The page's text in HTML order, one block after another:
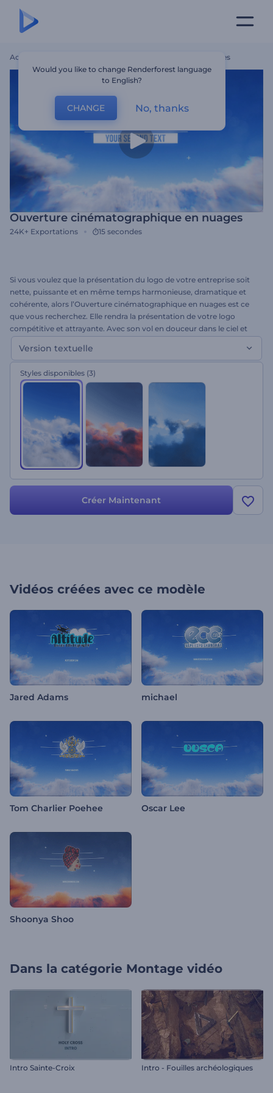
Accueil Ouverture Cinématographique En Nuages
Ouverture cinématographique en nuages
24K+ Exportations 15 secondes
Si vous voulez que la présentation du logo de votre entreprise soit
nette, puissante et en même temps harmonieuse, dramatique et
cohérente, alors l’Ouverture cinématographique en nuages est ce
que vous recherchez. Elle rendra la présentation de votre logo
compétitive et attrayante. Avec son vol en douceur dans le ciel et
ses effets sonores cinématographiques, ce modèle est parfait pour
les films, les mariages, les présentations de marques et bien plus. Il
est disponible en trois versions : jour, coucher du soleil et nuit. Il
vous suffit de choisir la version que vous préférez, de télécharger
Version textuelle
Styles disponibles (3)
Créer Maintenant
Vidéos créées avec ce modèle
Jared Adams michael
Tom Charlier Poehee Oscar Lee
Shoonya Shoo
Dans la catégorie Montage vidéo
Intro Sainte-Croix Intro - Fouilles archéologiques
Would you like to change Renderforest language
to English?
CHANGE No, thanks